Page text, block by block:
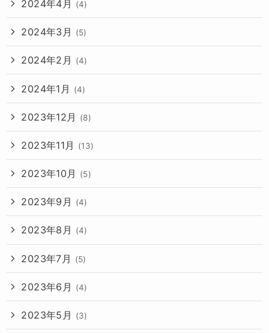
2024年4月 (4)
2024年3月 (5)
2024年2月 (4)
2024年1月 (4)
2023年12月 (8)
2023年11月 (13)
2023年10月 (5)
2023年9月 (4)
2023年8月 (4)
2023年7月 (5)
2023年6月 (4)
2023年5月 (3)